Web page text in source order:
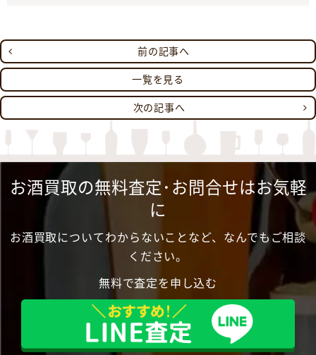
前の記事へ
一覧を見る
次の記事へ
お酒買取の無料査定･お問合せはお気軽
に
お酒買取についてわからないことなど、なんでもご相談
ください。
無料で査定を申し込む